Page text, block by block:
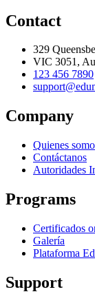
Contact
329
VIC 3051,
123 456 7890
Company
Quienes
Contáctanos
Autoridades
Programs
Certificados
Galería
Plataforma
Support